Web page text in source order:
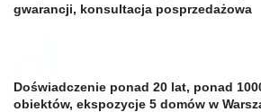
gwarancji, konsultacja posprzedażowa
Doświadczenie ponad 20 lat, ponad
obiektów, ekspozycje 5 domów w